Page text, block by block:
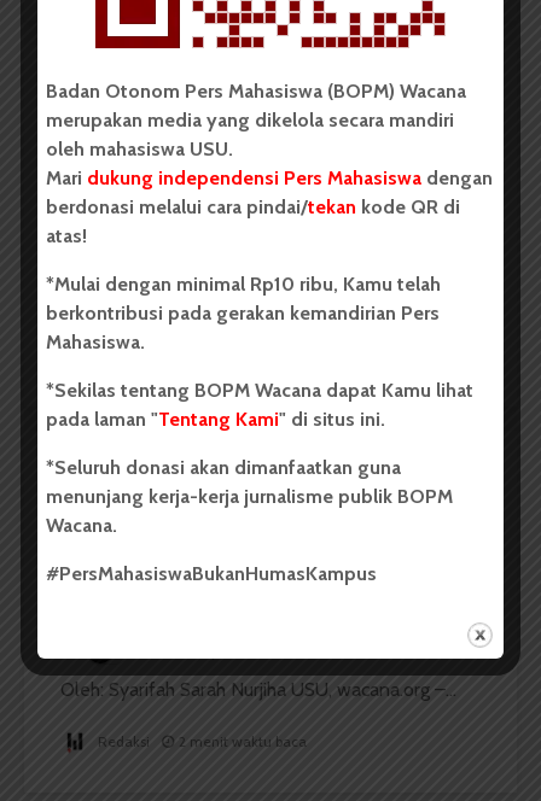
BERITA KAMPUS
Dua Mahasiswa Sastra Indonesia
USU Raih Juara di Festival Literasi
Sumatra Utara 2026
Oleh: Iyusarah Pakpahan USU, wacana.org – Dua...
Dua Mahasiswa Etnomusikologi
USU Torehkan Prestasi di
Oleh: Syarifah Sarah Nurjiha USU, wacana.org –...
Redaksi 2 menit waktu baca
Badan Otonom Pers Mahasiswa (BOPM) Wacana
merupakan media yang dikelola secara mandiri
oleh mahasiswa USU.
Mari dukung independensi Pers Mahasiswa dengan
berdonasi melalui cara pindai/tekan kode QR di
atas!
*Mulai dengan minimal Rp10 ribu, Kamu telah
berkontribusi pada gerakan kemandirian Pers
Mahasiswa.
*Sekilas tentang BOPM Wacana dapat Kamu lihat
pada laman "Tentang Kami" di situs ini.
*Seluruh donasi akan dimanfaatkan guna
menunjang kerja-kerja jurnalisme publik BOPM
Wacana.
#PersMahasiswaBukanHumasKampus